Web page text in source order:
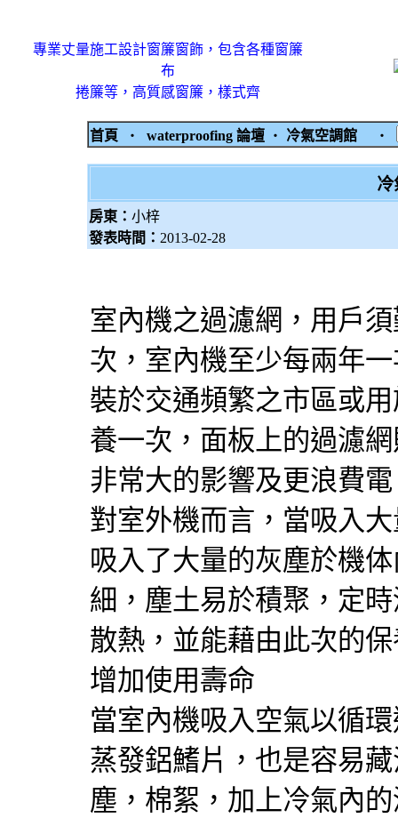
專業丈量施工設計窗簾窗飾，包含各種窗簾
布
捲簾等，高質感窗簾，樣式齊
首頁 ‧ waterproofing 論壇 ‧ 冷氣空調館 ‧
冷
房東： 小梓
發表時間： 2013-02-28
室內機之過濾網，用戶
次，室內機至少每兩年
裝於交通頻繁之市區或
養一次，面板上的過濾
非常大的影響及更浪費電
對室外機而言，當吸入
吸入了大量的灰塵於機
細，塵土易於積聚，定
散熱，並能藉由此次的
增加使用壽命
當室內機吸入空氣以循
蒸發鋁鰭片，也是容易
塵，棉絮，加上冷氣內